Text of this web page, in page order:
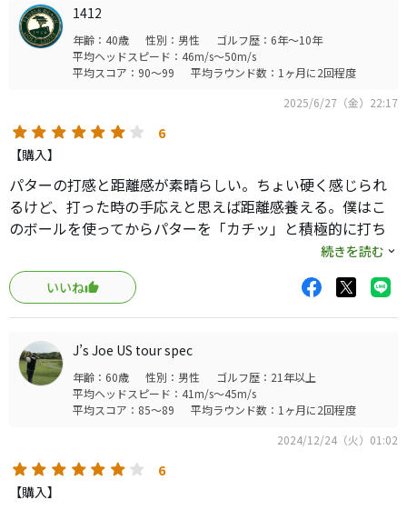
1412
年齢：40歳 性別：男性
ゴルフ歴：6年～10年
平均ヘッドスピード：46m/s～50m/s
平均スコア：90～99
平均ラウンド数：1ヶ月に2回程度
2025/6/27（金）22:17
6
【購入】
パターの打感と距離感が素晴らしい。ちょい硬く感じられ
るけど、打った時の手応えと思えば距離感養える。僕はこ
のボールを使ってからパターを「カチッ」と積極的に打ち
に行く形に変わり、パッティングが劇的に良くなりまし
た。それからアイアンの打感も音も良いです。バチっとハー
ドヒットしたときの弾道は最高。ただお値段がなぁ…
続きを読む
いいね
J’s Joe US tour spec
年齢：60歳 性別：男性
ゴルフ歴：21年以上
平均ヘッドスピード：41m/s～45m/s
平均スコア：85～89
平均ラウンド数：1ヶ月に2回程度
2024/12/24（火）01:02
6
【購入】